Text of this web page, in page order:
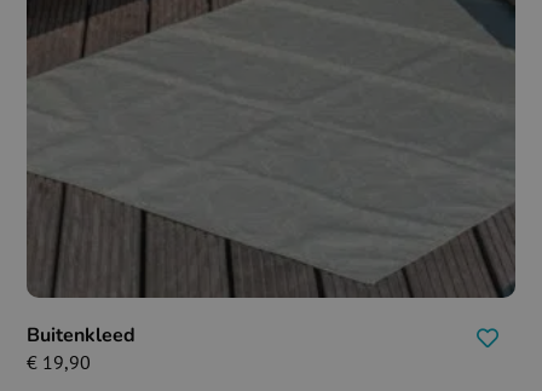
Buitenkleed
€ 19,90